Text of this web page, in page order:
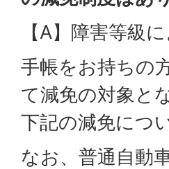
【A】障害等級
手帳をお持ちの
て減免の対象と
下記の減免につ
なお、普通自動